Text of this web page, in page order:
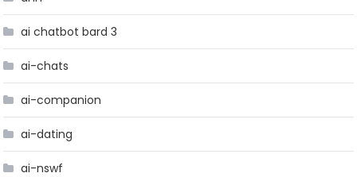
ai chatbot bard 3
ai-chats
ai-companion
ai-dating
ai-nswf